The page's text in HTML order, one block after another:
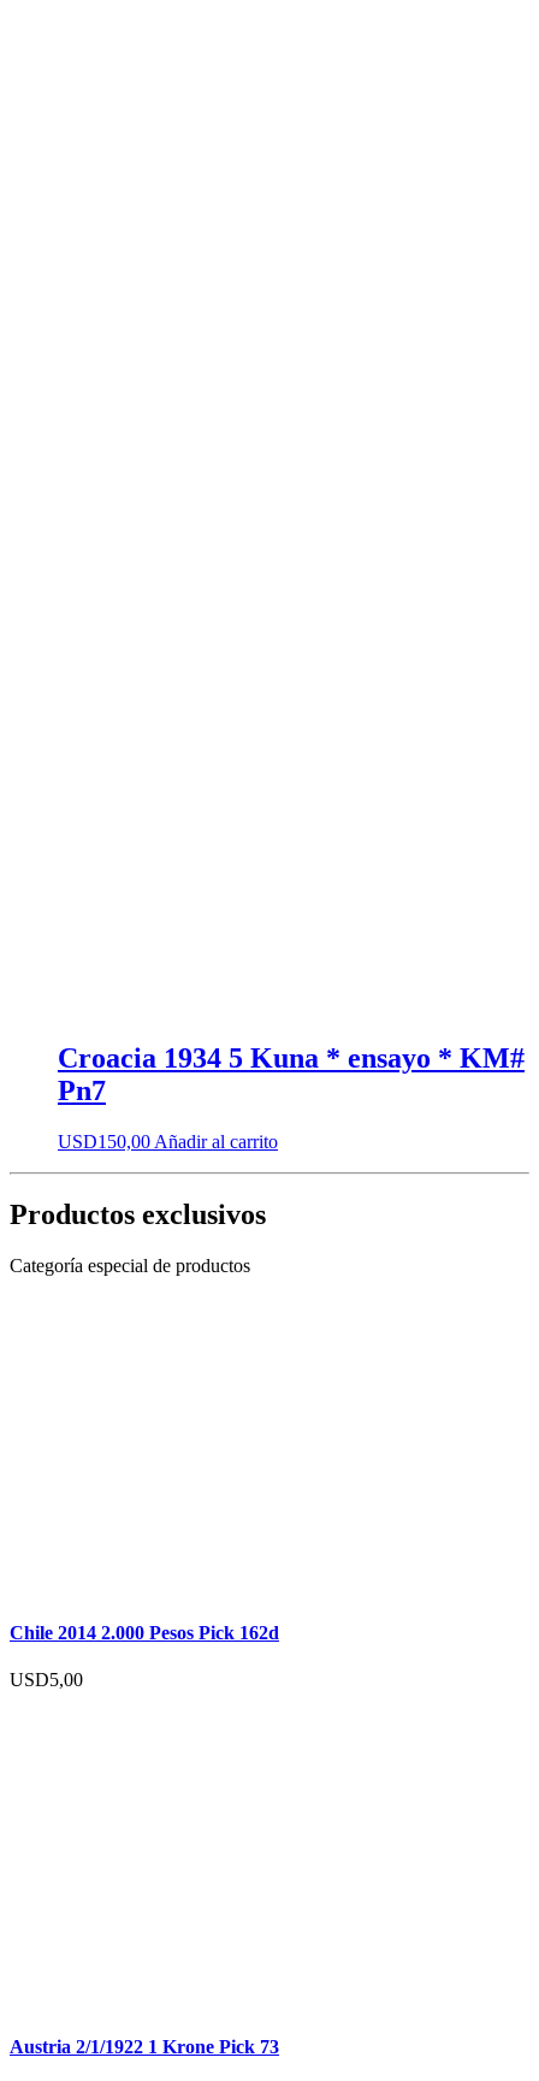
Croacia 1934 5 Kuna * ensayo * KM#
Pn7
USD150,00 Añadir al carrito
Productos exclusivos
Categoría especial de productos
Chile 2014 2.000 Pesos Pick 162d
USD5,00
Austria 2/1/1922 1 Krone Pick 73